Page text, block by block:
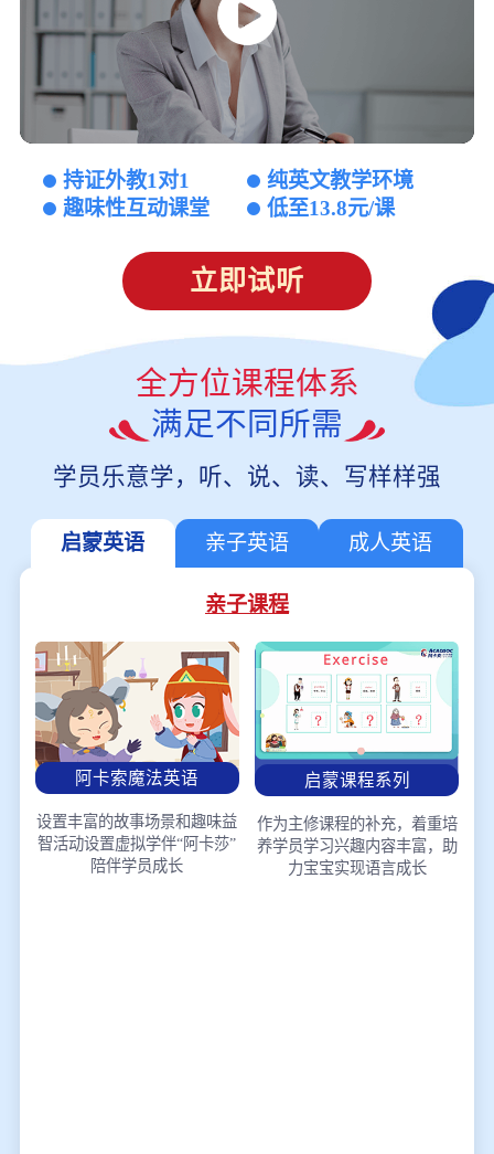
持证外教1对1
纯英文教学环境
趣味性互动课堂
低至13.8元/课
立即试听
全方位课程体系
满足不同所需
学员乐意学，听、说、读、写样样强
启蒙英语 亲子英语 成人英语
亲子课程
阿卡索魔法英语
设置丰富的故事场景和趣味益
智活动设置虚拟学伴“阿卡莎”
陪伴学员成长
启蒙课程系列
作为主修课程的补充，着重培
养学员学习兴趣内容丰富，助
力宝宝实现语言成长